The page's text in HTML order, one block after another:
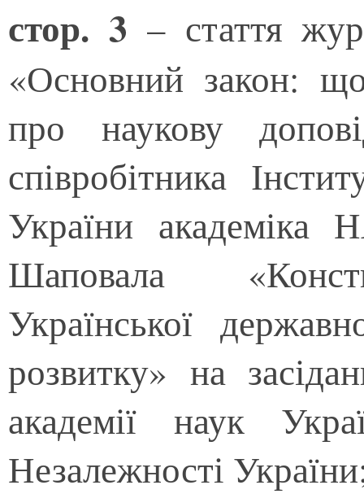
стор. 3 – стаття
«Основний закон:
про наукову
співробітника
України академіка
Шаповала
Української
розвитку» на
академії наук
Незалежності